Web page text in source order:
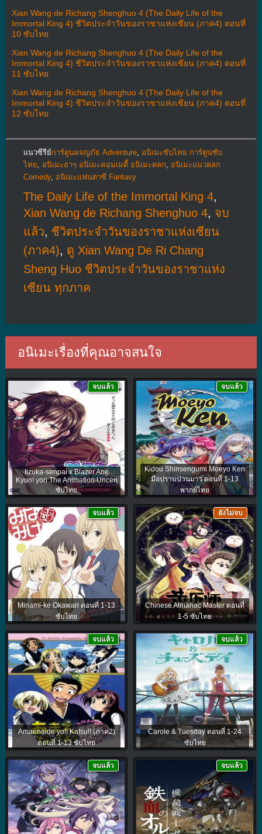
Xian Wang de Richang Shenghuo 4 (The Daily Life of the
Immortal King 4) ชีวิตประจำวันของราชาแห่งเซียน (ภาค4) ตอนที่
10 ซับไทย
Xian Wang de Richang Shenghuo 4 (The Daily Life of the
Immortal King 4) ชีวิตประจำวันของราชาแห่งเซียน (ภาค4) ตอนที่
11 ซับไทย
Xian Wang de Richang Shenghuo 4 (The Daily Life of the
Immortal King 4) ชีวิตประจำวันของราชาแห่งเซียน (ภาค4) ตอนที่
12 ซับไทย
แนวซีรีย์การ์ตูนผจญภัย Adventure, อนิเมะซับไทย การ์ตูนซับ
ไทย, อนิเมะฮาๆ อนิเมะคอมเมดี้ อนิเมะตลก, อนิเมะแนวตลก
Comedy, อนิเมะแฟนตาซี Fantasy
The Daily Life of the Immortal King 4,
Xian Wang de Richang Shenghuo 4, จบ
แล้ว, ชีวิตประจำวันของราชาแห่งเซียน
(ภาค4), ดู Xian Wang De Ri Chang
Sheng Huo ชีวิตประจำวันของราชาแห่ง
เซียน ทุกภาค
อนิเมะเรื่องที่คุณอาจสนใจ
Iizuka-senpai x Blazer Ane
Kyun! yori The Animation Uncen
ซับไทย
จบแล้ว
Kidou Shinsengumi Moeyo Ken
มือปราบป่วนมาร ตอนที่ 1-13
พากย์ไทย
จบแล้ว
Minami-ke Okawari ตอนที่ 1-13
ซับไทย
จบแล้ว
Chinese Almanac Master ตอนที่
1-5 ซับไทย
ยังไม่จบ
Amaenaide yo!! Katsu!! (ภาค2)
ตอนที่ 1-13 ซับไทย
จบแล้ว
Carole & Tuesday ตอนที่ 1-24
ซับไทย
จบแล้ว
จบแล้ว จบแล้ว